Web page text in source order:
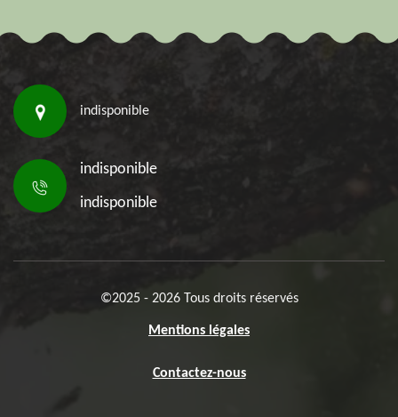
indisponible
indisponible
indisponible
©2025 - 2026 Tous droits réservés
Mentions légales
Contactez-nous